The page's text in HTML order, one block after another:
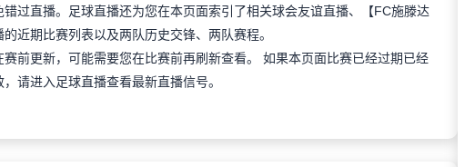
过直播。足球直播还为您在本页面索引了相关球会友谊直播、【FC施滕达
近期比赛列表以及两队历史交锋、两队赛程。
赛前更新，可能需要您在比赛前再刷新查看。 如果本页面比赛已经过期已经
请进入足球直播查看最新直播信号。